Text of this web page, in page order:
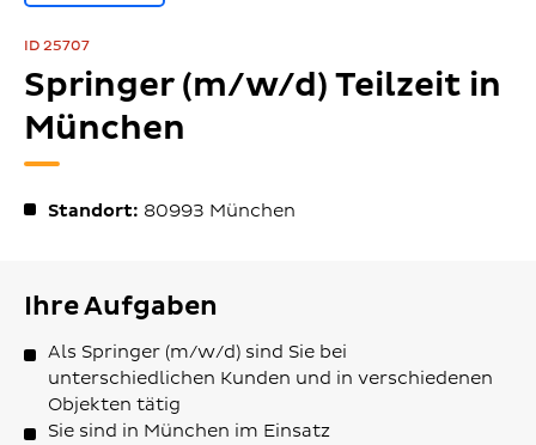
ID 25707
Springer (m/w/d) Teilzeit in
München
Standort: 80993 München
Ihre Aufgaben
Als Springer (m/w/d) sind Sie bei
unterschiedlichen Kunden und in verschiedenen
Objekten tätig
Sie sind in München im Einsatz